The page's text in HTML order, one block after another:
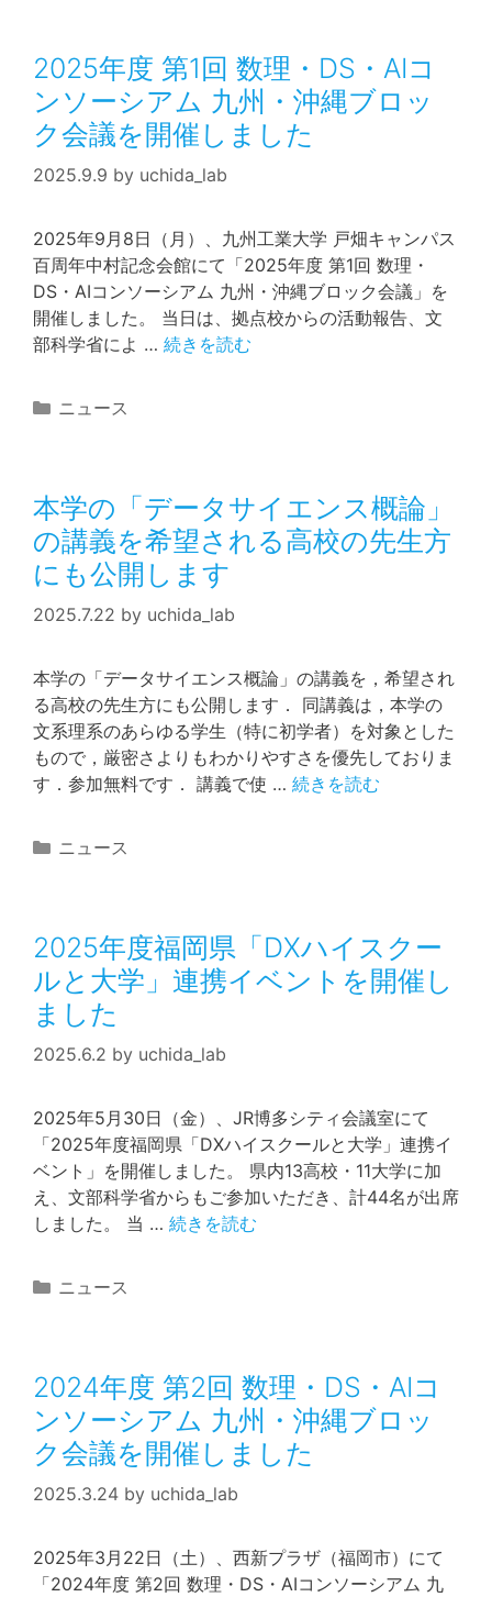
ー
2025年度 第1回 数理・DS・AIコ
ンソーシアム 九州・沖縄ブロッ
ク会議を開催しました
2025.9.9 by uchida_lab
2025年9月8日（月）、九州工業大学 戸畑キャンパス
百周年中村記念会館にて「2025年度 第1回 数理・
DS・AIコンソーシアム 九州・沖縄ブロック会議」を
開催しました。 当日は、拠点校からの活動報告、文
部科学省によ … 続きを読む
カ
ー
ニュース
本学の「データサイエンス概論」
の講義を希望される高校の先生方
にも公開します
2025.7.22 by uchida_lab
本学の「データサイエンス概論」の講義を，希望され
る高校の先生方にも公開します． 同講義は，本学の
文系理系のあらゆる学生（特に初学者）を対象とした
もので，厳密さよりもわかりやすさを優先しておりま
す．参加無料です． 講義で使 … 続きを読む
カ
ー
ニュース
2025年度福岡県「DXハイスクー
ルと大学」連携イベントを開催し
ました
2025.6.2 by uchida_lab
2025年5月30日（金）、JR博多シティ会議室にて
「2025年度福岡県「DXハイスクールと大学」連携イ
ベント」を開催しました。 県内13高校・11大学に加
え、文部科学省からもご参加いただき、計44名が出席
しました。 当 … 続きを読む
カ
ー
ニュース
2024年度 第2回 数理・DS・AIコ
ンソーシアム 九州・沖縄ブロッ
ク会議を開催しました
2025.3.24 by uchida_lab
2025年3月22日（土）、西新プラザ（福岡市）にて
「2024年度 第2回 数理・DS・AIコンソーシアム 九